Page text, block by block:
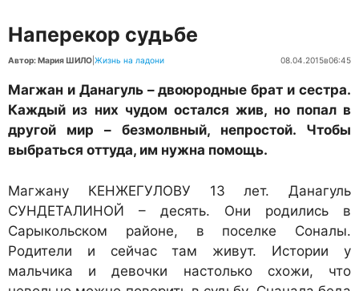
Наперекор судьбе
Автор: Мария ШИЛО Жизнь на ладони 08.04.2015в06:45
Магжан и Данагуль – двоюродные брат и сестра.
Каждый из них чудом остался жив, но попал в
другой мир – безмолвный, непростой. Чтобы
выбраться оттуда, им нужна помощь.
Магжану КЕНЖЕГУЛОВУ 13 лет. Данагуль
СУНДЕТАЛИНОЙ – десять. Они родились в
Сарыкольском районе, в поселке Соналы.
Родители и сейчас там живут. Истории у
мальчика и девочки настолько схожи, что